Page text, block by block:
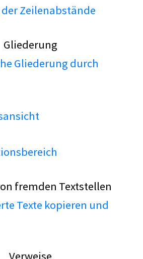
Zeilenabstände
Gliederung
Gliederung durch
fremden Textstellen
Texte kopieren und